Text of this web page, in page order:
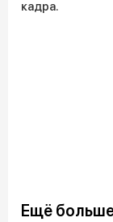
кадра.
Ещё